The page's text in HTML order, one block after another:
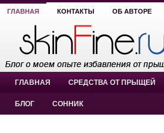
ГЛАВНАЯ КОНТАКТЫ ОБ АВТОРЕ
ГЛАВНАЯ СРЕДСТВА ОТ ПРЫЩЕЙ
БЛОГ СОННИК